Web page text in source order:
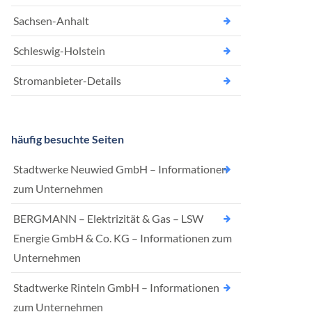
Sachsen-Anhalt
Schleswig-Holstein
Stromanbieter-Details
häufig besuchte Seiten
Stadtwerke Neuwied GmbH – Informationen
zum Unternehmen
BERGMANN – Elektrizität & Gas – LSW
Energie GmbH & Co. KG – Informationen zum
Unternehmen
Stadtwerke Rinteln GmbH – Informationen
zum Unternehmen